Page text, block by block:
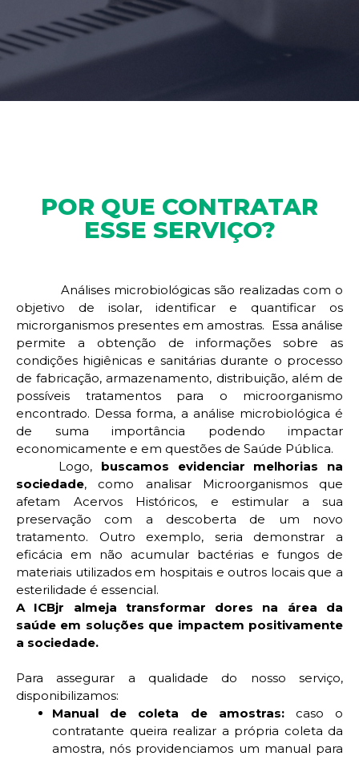
POR QUE CONTRATAR
ESSE SERVIÇO?
Análises microbiológicas são realizadas com o
objetivo de isolar, identificar e quantificar os
microrganismos presentes em amostras. Essa análise
permite a obtenção de informações sobre as
condições higiênicas e sanitárias durante o processo
de fabricação, armazenamento, distribuição, além de
possíveis tratamentos para o microorganismo
encontrado. Dessa forma, a análise microbiológica é
de suma importância podendo impactar
economicamente e em questões de Saúde Pública.
Logo, buscamos evidenciar melhorias na
sociedade, como analisar Microorganismos que
afetam Acervos Históricos, e estimular a sua
preservação com a descoberta de um novo
tratamento. Outro exemplo, seria demonstrar a
eficácia em não acumular bactérias e fungos de
materiais utilizados em hospitais e outros locais que a
esterilidade é essencial.
A ICBjr almeja transformar dores na área da
saúde em soluções que impactem positivamente
a sociedade.
Para assegurar a qualidade do nosso serviço,
disponibilizamos:
Manual de coleta de amostras: caso o
contratante queira realizar a própria coleta da
amostra, nós providenciamos um manual para